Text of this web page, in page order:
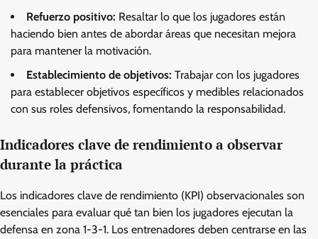
Refuerzo positivo: Resaltar lo que los jugadores están
haciendo bien antes de abordar áreas que necesitan mejora
para mantener la motivación.
Establecimiento de objetivos: Trabajar con los jugadores
para establecer objetivos específicos y medibles relacionados
con sus roles defensivos, fomentando la responsabilidad.
Indicadores clave de rendimiento a observar
durante la práctica
Los indicadores clave de rendimiento (KPI) observacionales son
esenciales para evaluar qué tan bien los jugadores ejecutan la
defensa en zona 1-3-1. Los entrenadores deben centrarse en las